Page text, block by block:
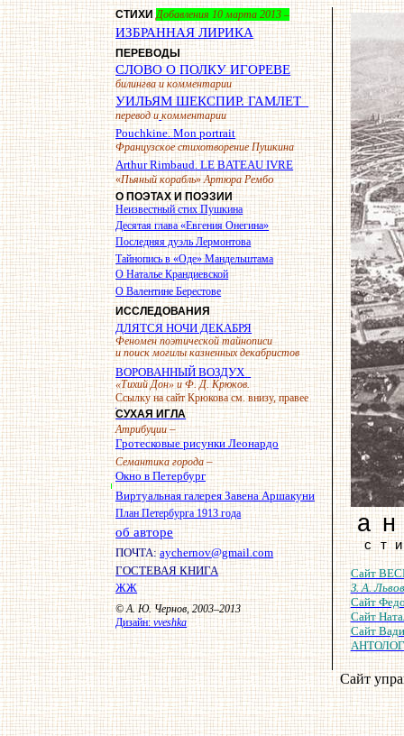
СТИХИДобавления 10 марта 2013–
ИЗБРАННАЯ ЛИРИКА
ПЕРЕВОДЫ
СЛОВО О ПОЛКУ ИГОРЕВЕ
билингва и комментарии
УИЛЬЯМ ШЕКСПИР. ГАМЛЕТ
перевод и комментарии
Pouchkine.Mon portrait
Французское стихотворение Пушкина
Arthur Rimbaud.LE BATEAU IVRE
«Пьяный корабль»Артюра Рембо
О ПОЭТАХ И ПОЭЗИИ
Неизвестный стих Пушкина
Десятая глава «Евгения Онегина»
Последняя дуэль Лермонтова
Тайнопись в «Оде» Мандельштама
О Наталье Крандиевской
О Валентине Берестове
ИССЛЕДОВАНИЯ
ДЛЯТСЯ НОЧИ ДЕКАБРЯ
Феномен поэтической тайнописи
и поиск могилы казненных декабристов
ВОРОВАННЫЙ ВОЗДУХ
«Тихий Дон» и Ф. Д. Крюков.
Ссылку на сайт Крюкова см. внизу, правее
СУХАЯ ИГЛА
Атрибуции –
Гротесковые рисунки Леонардо
Семантика города –
Окно в Петербург
Виртуальная галерея Завена Аршакуни
План Петербурга 1913 года
об авторе
ПОЧТА:aychernov@gmail.com
ГОСТЕВАЯ КНИГА
ЖЖ
© А. Ю. Чернов, 2003–2013
Дизайн:vveshka
Сайт
З. А.
Сайт
Сайт
Сайт
Сайт